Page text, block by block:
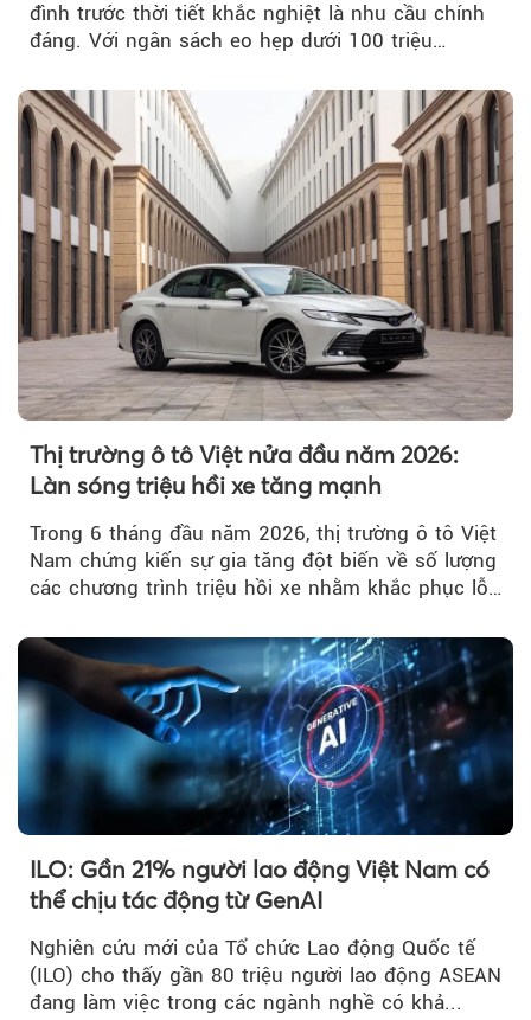
đình trước thời tiết khắc nghiệt là nhu cầu chính
đáng. Với ngân sách eo hẹp dưới 100 triệu
Thị trường ô tô Việt nửa đầu năm 2026:
Làn sóng triệu hồi xe tăng mạnh
Trong 6 tháng đầu năm 2026, thị trường ô tô Việt
Nam chứng kiến sự gia tăng đột biến về số lượng
các chương trình triệu hồi xe nhằm khắc phục lỗi
ILO: Gần 21% người lao động Việt Nam có
thể chịu tác động từ GenAI
Nghiên cứu mới của Tổ chức Lao động Quốc tế
(ILO) cho thấy gần 80 triệu người lao động ASEAN
đang làm việc trong các ngành nghề có khả...